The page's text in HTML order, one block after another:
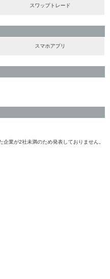
スワップトレード
スマホアプリ
業が2社未満のため発表しておりません。